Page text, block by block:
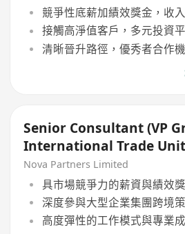
競爭性底薪加績效獎金，收
接觸高淨值客戶，多元投資
清晰晉升路徑，優秀者合作
Senior Consultant (VP
International Trade
Hong Kong
Nova Partners Limited
具市場競爭力的薪資與績效
深度參與大型企業集團跨境
高度彈性的工作模式與專業